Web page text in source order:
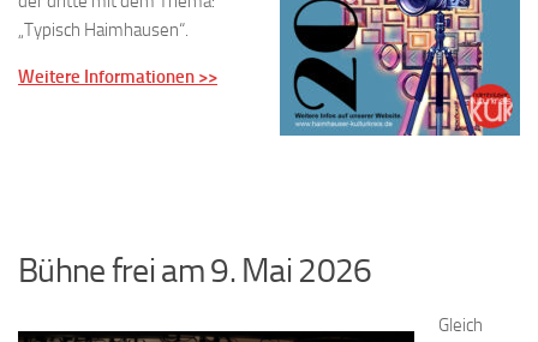
„Typisch Haimhausen“.
Weitere Informationen >>
Bühne frei am 9. Mai 2026
Gleich